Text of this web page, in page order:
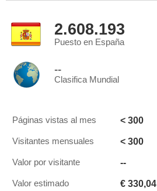
2.608.193
Puesto en España
--
Clasifica Mundial
Páginas vistas al mes < 300
Visitantes mensuales < 300
Valor por visitante --
Valor estimado € 330,04